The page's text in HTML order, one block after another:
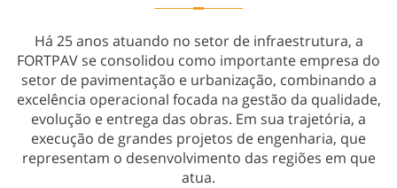
Há 25 anos atuando no setor de infraestrutura, a
FORTPAV se consolidou como importante empresa do
setor de pavimentação e urbanização, combinando a
excelência operacional focada na gestão da qualidade,
evolução e entrega das obras. Em sua trajetória, a
execução de grandes projetos de engenharia, que
representam o desenvolvimento das regiões em que
atua.